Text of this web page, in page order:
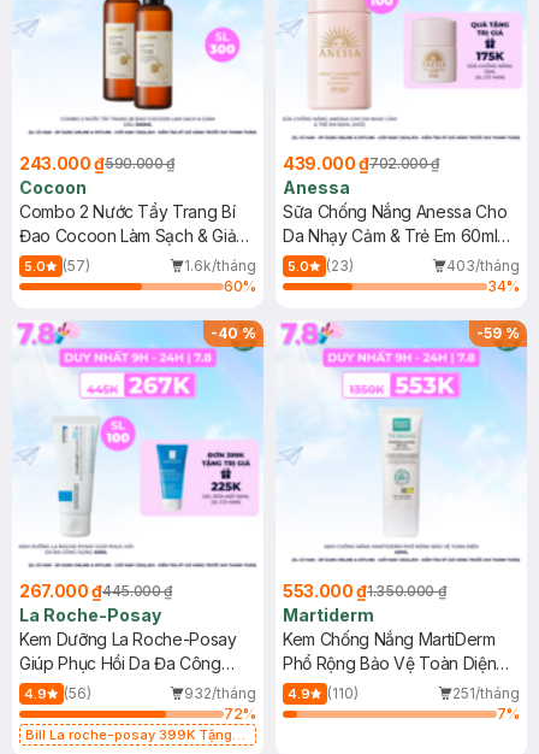
243.000 ₫590.000 ₫
Cocoon
Combo 2 Nước Tẩy Trang Bí
Đao Cocoon Làm Sạch & Giảm
Dầu 500ml
5.0 (57)
1.6k/tháng
60%
439.000 ₫702.000 ₫
Anessa
Sữa Chống Nắng Anessa Cho
Da Nhạy Cảm & Trẻ Em 60ml
(Mới)
5.0 (23)
403/tháng
34%
-40%
267.000 ₫445.000 ₫
La Roche-Posay
Kem Dưỡng La Roche-Posay
Giúp Phục Hồi Da Đa Công
Dụng 40ml
4.9 (56)
932/tháng
72%
Bill La roche-posay 399K Tặng
-59%
553.000 ₫1.350.000 ₫
Martiderm
Kem Chống Nắng MartiDerm
Phổ Rộng Bảo Vệ Toàn Diện
40ml
4.9 (110)
251/tháng
7%